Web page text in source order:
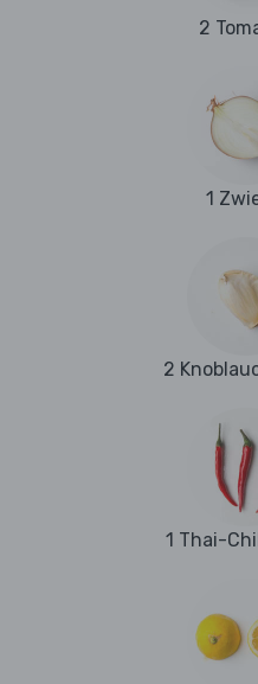
2
1
2
1 Thai-